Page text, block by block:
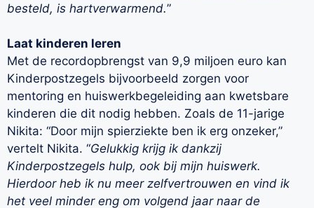
besteld, is hartverwarmend.”
Laat kinderen leren
Met de recordopbrengst van 9,9 miljoen euro kan
Kinderpostzegels bijvoorbeeld zorgen voor
mentoring en huiswerkbegeleiding aan kwetsbare
kinderen die dit nodig hebben. Zoals de 11-jarige
Nikita: “Door mijn spierziekte ben ik erg onzeker,”
vertelt Nikita. “Gelukkig krijg ik dankzij
Kinderpostzegels hulp, ook bij mijn huiswerk.
Hierdoor heb ik nu meer zelfvertrouwen en vind ik
het veel minder eng om volgend jaar naar de